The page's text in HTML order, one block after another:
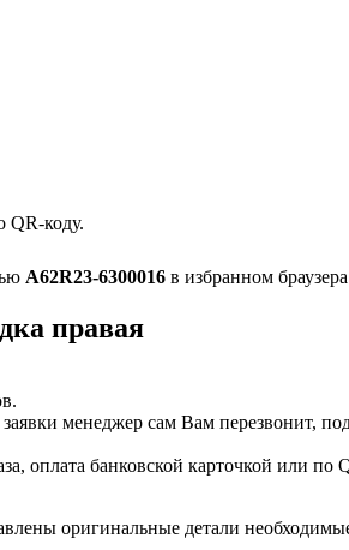
QR-коду.
А62R23-6300016 в избранном
правая
менеджер сам Вам перезвонит,
оплата банковской карточкой или по
оригинальные детали